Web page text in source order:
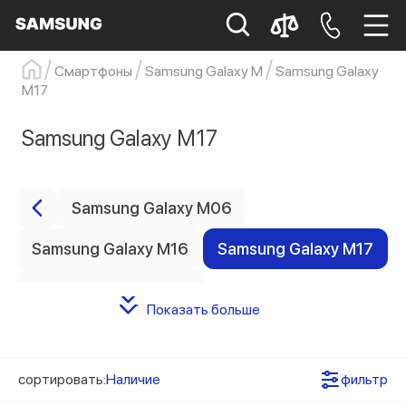
Samsung
Galaxy S22
s21
Смартфоны Samsung Galaxy M
Samsung Galaxy
M17
Samsung Galaxy M17
Samsung Galaxy M06
Samsung Galaxy M16 Samsung Galaxy M17
Samsung Galaxy M55
Показать больше
сортировать:Наличие фильтр
Цена
Черный
Серебристый
Есть в наличии